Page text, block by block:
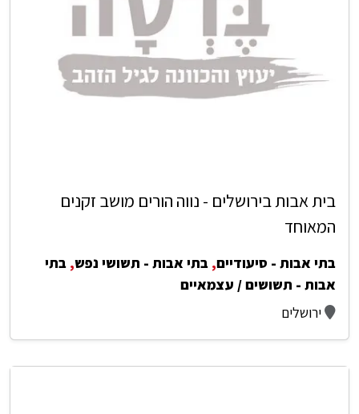
בית אבות בירושלים - נווה הורים מושב זקנים
המאוחד
בתי אבות - סיעודיים, בתי אבות - תשושי נפש, בתי
אבות - תשושים / עצמאיים
ירושלים